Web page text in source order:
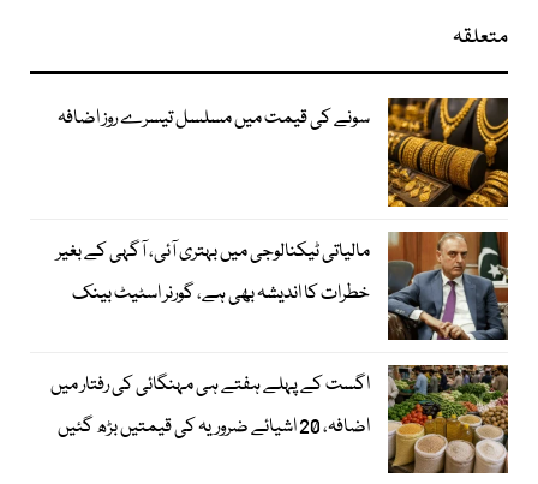
متعلقہ
سونے کی قیمت میں مسلسل تیسرے روز اضافہ
مالیاتی ٹیکنالوجی میں بہتری آئی، آگہی کے بغیر
خطرات کا اندیشہ بھی ہے، گورنر اسٹیٹ بینک
اگست کے پہلے ہفتے ہی مہنگائی کی رفتار میں
اضافہ، 20 اشیائے ضروریہ کی قیمتیں بڑھ گئیں